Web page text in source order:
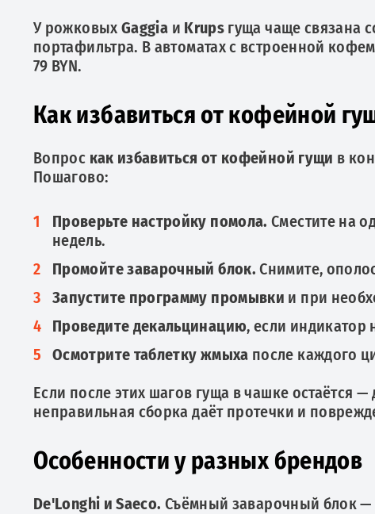
У рожковых Gaggia и Krups гуща чаще связана
портафильтра. В автоматах с встроенной
79 BYN.
Как избавиться от кофейной
Вопрос как избавиться от кофейной гущи в
Пошагово:
Проверьте настройку помола. Сместите на
недель.
Промойте заварочный блок. Снимите,
Запустите программу промывки и при
Проведите декальцинацию, если индикатор
Осмотрите таблетку жмыха после каждого
Если после этих шагов гуща в чашке остаётся
неправильная сборка даёт протечки и
Особенности у разных брендов
De'Longhi и Saeco. Съёмный заварочный блок —